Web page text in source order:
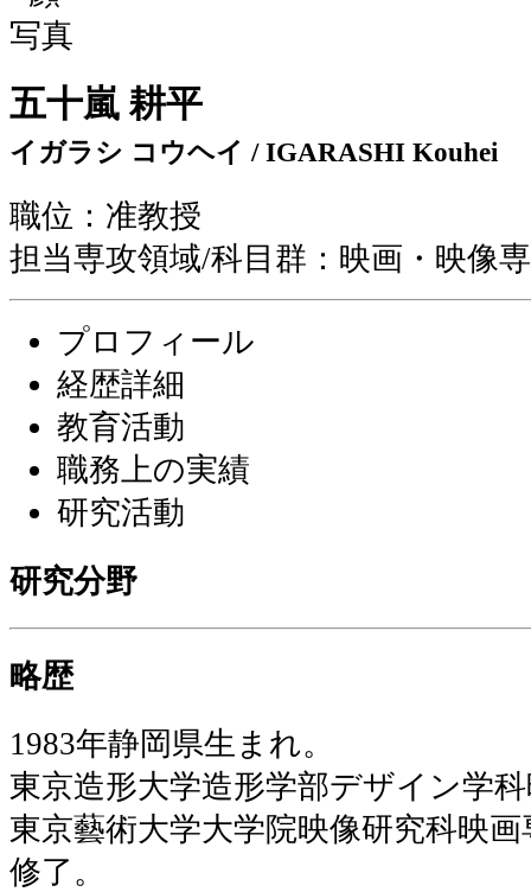
五十嵐 耕平
イガラシ コウヘイ / IGARASHI Kouhei
職位：准教授
担当専攻領域/科目群：映画・映像
プロフィール
経歴詳細
教育活動
職務上の実績
研究活動
研究分野
略歴
1983年静岡県生まれ。
東京造形大学造形学部デザイン学
東京藝術大学大学院映像研究科映
修了。